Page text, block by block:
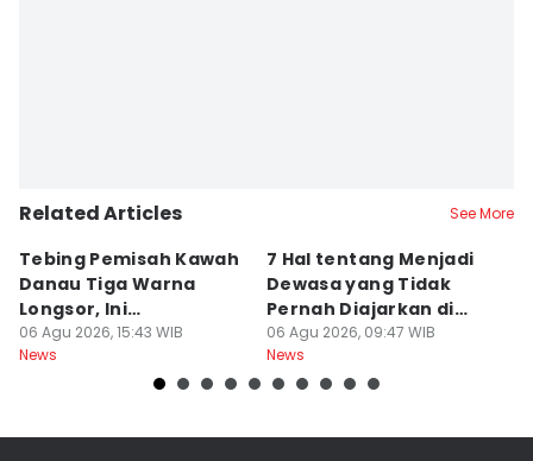
Related Articles See More
Tebing Pemisah Kawah
Danau Tiga Warna
Longsor, Ini
Penyebabnya!
06 Agu 2026, 15:43 WIB
News
7 Hal tentang Menjadi
Dewasa yang Tidak
Pernah Diajarkan di
Sekolah
06 Agu 2026, 09:47 WIB
News